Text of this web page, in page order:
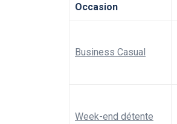
Occasion
Business Casual
Week-end détente